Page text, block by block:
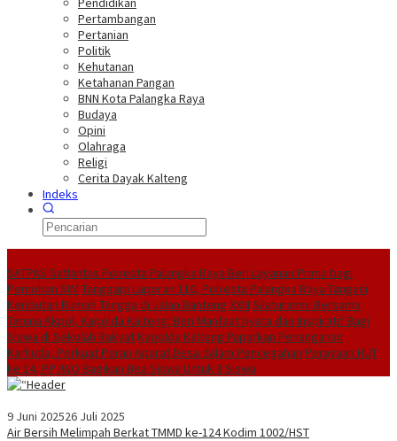
Pertambangan
Pertanian
Politik
Kehutanan
Ketahanan Pangan
BNN Kota Palangka Raya
Budaya
Opini
Olahraga
Religi
Cerita Dayak Kalteng
Indeks
SATPAS Satlantas Polresta Palangka Raya Beri Layanan Prima bagi
Pemohon SIM Tanggapi Laporan 110, Polresta Palangka Raya Tangani
Keributan Rumah Tangga di Jalan Banteng XXIII Silaturahmi Bersama
Taruna Akpol, Kapolda Kalteng: Beri Manfaat Nyata dan Inspiratif Bagi
Siswa di Sekolah RakyatKapolda Kalteng Paparkan Penanganan
Karhutla, Perkuat Peran Aparat Desa dalam Pencegahan Perayaan HUT
ke 14, PP IWO Bagikan Bea Siswa Untuk 8 Siswa
9 Juni 202526 Juli 2025
Air Bersih Melimpah Berkat TMMD ke-124 Kodim 1002/HST